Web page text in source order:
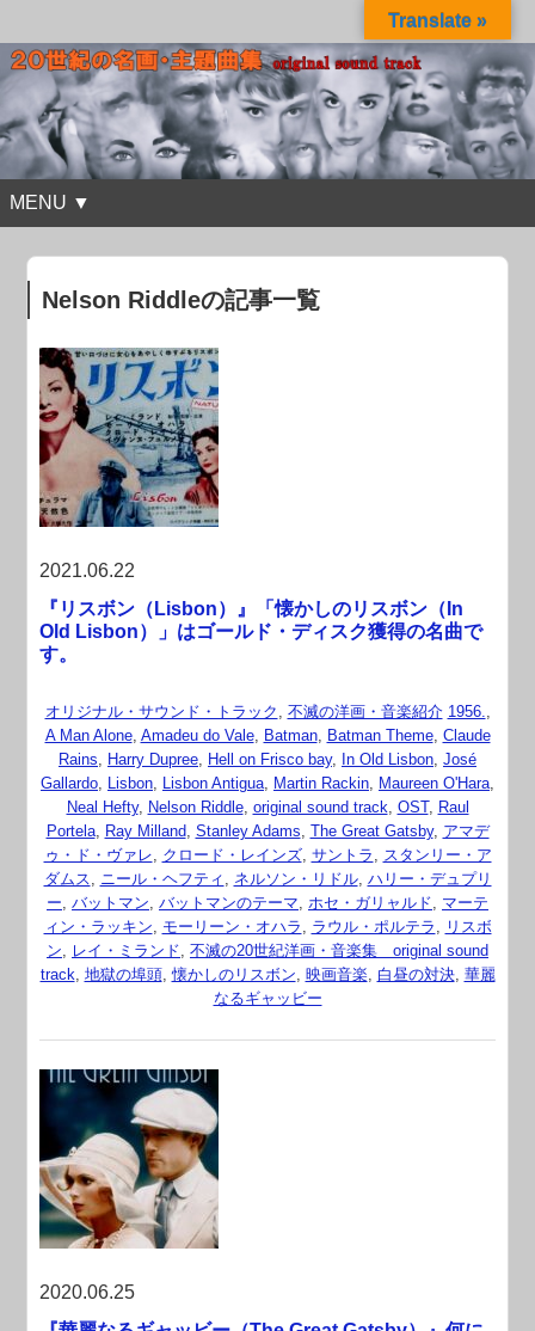
MENU ▼
Nelson Riddleの記事一覧
2021.06.22
『リスボン（Lisbon）』「懐かしのリスボン（In
Old Lisbon）」はゴールド・ディスク獲得の名曲で
す。
オリジナル・サウンド・トラック , 不滅の洋画・音楽紹介 1956.,
A Man Alone, Amadeu do Vale, Batman, Batman Theme, Claude
Rains, Harry Dupree, Hell on Frisco bay, In Old Lisbon, José
Gallardo, Lisbon, Lisbon Antigua, Martin Rackin, Maureen O'Hara,
Neal Hefty, Nelson Riddle, original sound track, OST, Raul
Portela, Ray Milland, Stanley Adams, The Great Gatsby, アマデ
ゥ・ド・ヴァレ, クロード・レインズ, サントラ , スタンリー・ア
ダムス, ニール・ヘフティ , ネルソン・リドル, ハリー・デュプリ
ー, バットマン, バットマンのテーマ, ホセ・ガリャルド, マーテ
ィン・ラッキン, モーリーン・オハラ , ラウル・ポルテラ , リスボ
ン, レイ・ミランド, 不滅の20世紀洋画・音楽集 original sound
track, 地獄の埠頭,懐かしのリスボン, 映画音楽, 白昼の対決, 華麗
なるギャッビー
2020.06.25
Translate »